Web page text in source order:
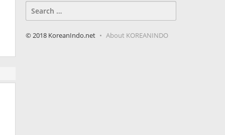
for:
© 2018 KoreanIndo.net About KOREANINDO